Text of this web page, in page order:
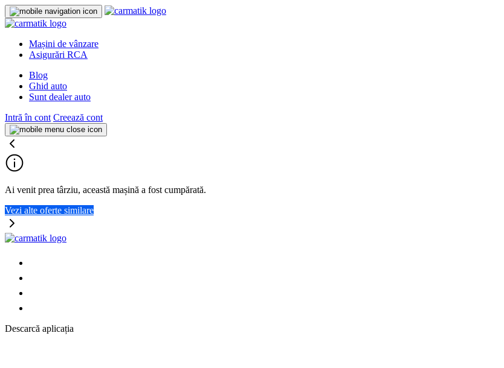
Mașini de vânzare
Asigurări RCA
Blog
Ghid auto
Sunt dealer auto
Intră în cont Creează cont
Ai venit prea târziu, această mașină a fost cumpărată.
Vezi alte oferte similare
Descarcă aplicația